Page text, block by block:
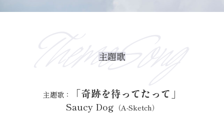
ThemeSong
主題歌
主題歌： 「奇跡を待ってたって」
Saucy Dog （A-Sketch）